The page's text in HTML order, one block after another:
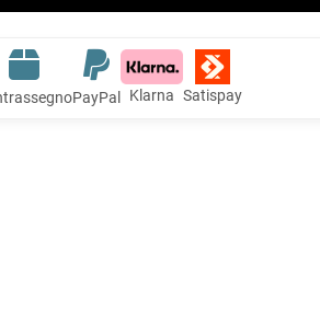
PayPal Klarna Satispay